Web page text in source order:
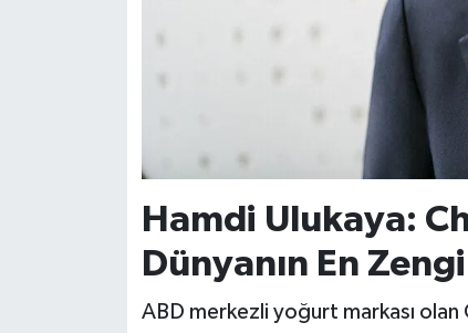
Hamdi Ulukaya:
Dünyanın En
ABD merkezli yoğurt markası